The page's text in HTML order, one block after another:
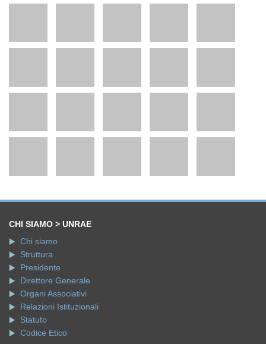
CHI SIAMO > UNRAE
Chi siamo
Struttura
Presidente
Direttore Generale
Organi Associativi
Relazioni Istituzionali
Statuto
Codice Etico